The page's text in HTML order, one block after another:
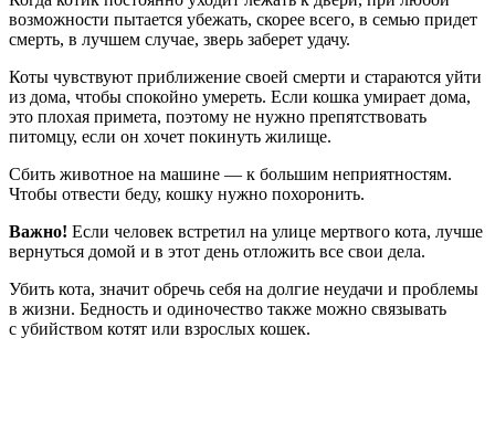
возможности пытается убежать, скорее всего, в семью придет
смерть, в лучшем случае, зверь заберет удачу.
Коты чувствуют приближение своей смерти и стараются уйти
из дома, чтобы спокойно умереть. Если кошка умирает дома,
это плохая примета, поэтому не нужно препятствовать
питомцу, если он хочет покинуть жилище.
Сбить животное на машине — к большим неприятностям.
Чтобы отвести беду, кошку нужно похоронить.
Важно! Если человек встретил на улице мертвого кота, лучше
вернуться домой и в этот день отложить все свои дела.
Убить кота, значит обречь себя на долгие неудачи и проблемы
в жизни. Бедность и одиночество также можно связывать
с убийством котят или взрослых кошек.